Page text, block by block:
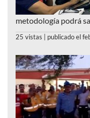
metodología podrá
25 vistas publicado el